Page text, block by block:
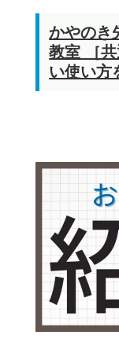
かやのき
教室 ［
い使い方